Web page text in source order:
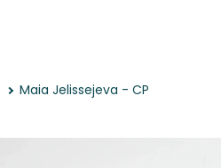
Maia Jelissejeva - CP